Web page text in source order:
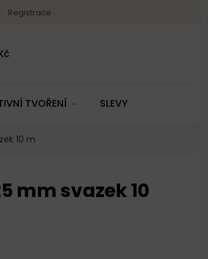
Registrace
TVOŘENÍ SLEVY
10 m
mm svazek 10